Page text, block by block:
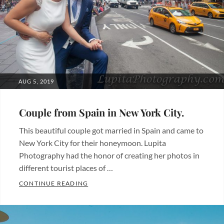
quinceanos,
Hermosos
lugares,
Travel,
VideosTags:
bodas
POSTED
AUG 5, 2019
Couple from Spain in New York City.
This beautiful couple got married in Spain and came to
New York City for their honeymoon. Lupita
Photography had the honor of creating her photos in
different tourist places of …
CONTINUE READING